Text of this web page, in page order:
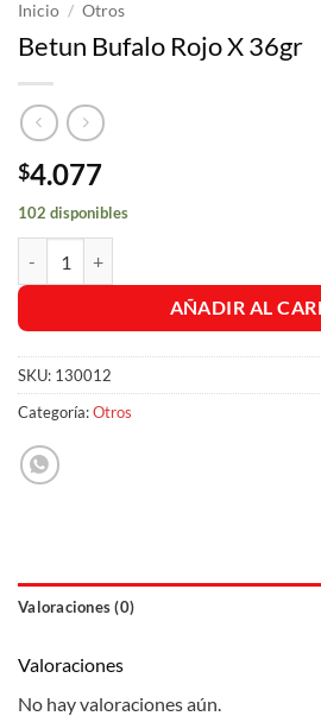
Inicio / Otros
Betun Bufalo Rojo X 36gr
$4.077
102 disponibles
AÑADIR AL
SKU: 130012
Categoría:Otros
Valoraciones (0)
Valoraciones
No hay valoraciones aún.